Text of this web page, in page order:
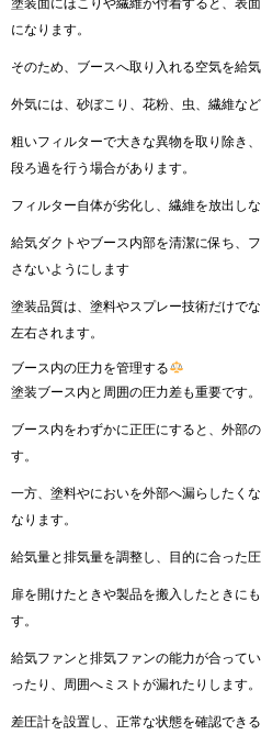
になります。
そのため、ブースへ取り入れる空気を給
外気には、砂ぼこり、花粉、虫、繊維など
粗いフィルターで大きな異物を取り除き
段ろ過を行う場合があります。
フィルター自体が劣化し、繊維を放出し
給気ダクトやブース内部を清潔に保ち、
さないようにします
塗装品質は、塗料やスプレー技術だけで
左右されます。
ブース内の圧力を管理する
塗装ブース内と周囲の圧力差も重要です。
ブース内をわずかに正圧にすると、外部
す。
一方、塗料やにおいを外部へ漏らしたく
なります。
給気量と排気量を調整し、目的に合った
扉を開けたときや製品を搬入したときに
す。
給気ファンと排気ファンの能力が合って
ったり、周囲へミストが漏れたりします。
差圧計を設置し、正常な状態を確認でき